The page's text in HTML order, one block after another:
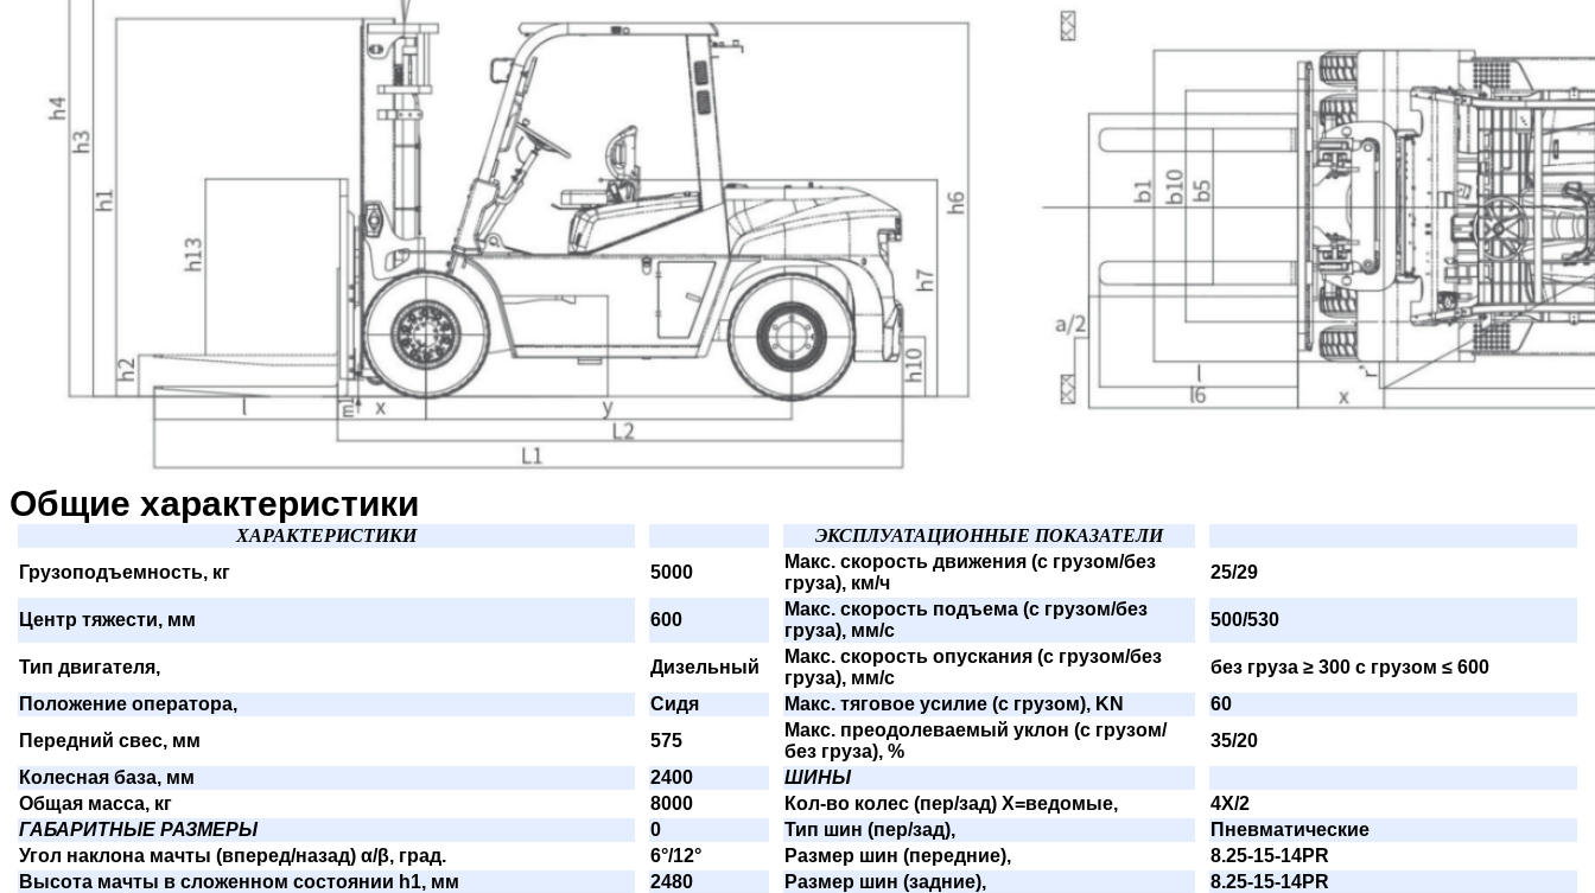
Общие характеристики
ХАРАКТЕРИСТИКИ
ЭКСПЛУАТАЦИОННЫЕ ПОКАЗАТЕЛИ
Грузоподъемность, кг
5000
Макс. скорость движения (с грузом/без
груза), км/ч
25/29
Центр тяжести, мм 600
Макс. скорость подъема (с грузом/без
груза), мм/с
500/530
Тип двигателя, Дизельный
Макс. скорость опускания (с грузом/без
груза), мм/с
без груза ≥ 300 с грузом ≤ 600
Положение оператора,
Сидя Макс. тяговое усилие (с грузом), KN
60
Передний свес, мм
575
Макс. преодолеваемый уклон (с грузом/
без груза), %
35/20
Колесная база, мм
2400
ШИНЫ
Общая масса, кг
8000 Кол-во колес (пер/зад) X=ведомые,
4X/2
ГАБАРИТНЫЕ РАЗМЕРЫ
0 Тип шин (пер/зад),
Пневматические
Угол наклона мачты (вперед/назад) α/β, град.
6°/12° Размер шин (передние),
8.25-15-14PR
Высота мачты в сложенном состоянии h1, мм
2480 Размер шин (задние),
8.25-15-14PR